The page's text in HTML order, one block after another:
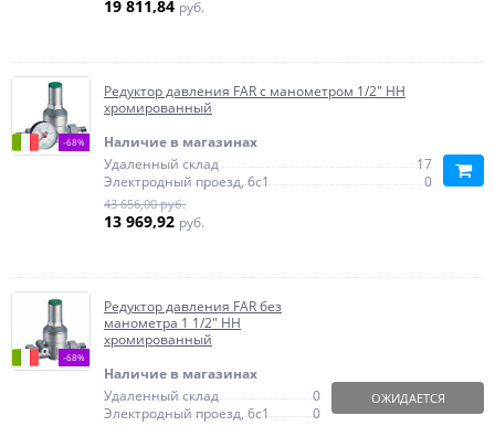
19 811,84 руб.
-68%
Редуктор давления FAR с манометром 1/2" НН
хромированный
Наличие в магазинах
Удаленный склад
17
Электродный проезд, 6с1
0
43 656,00 руб.
13 969,92 руб.
-68%
Редуктор давления FAR без
манометра 1 1/2" НН
хромированный
Наличие в магазинах
Удаленный склад
0
Электродный проезд, 6с1
0
ОЖИДАЕТСЯ